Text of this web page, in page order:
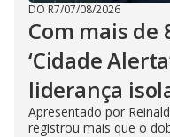
DO R7/07/08/2026
Com mais de
‘Cidade
liderança
Apresentado por
registrou mais que o